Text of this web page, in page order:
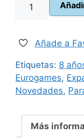
Añade a
Etiquetas: 8
Eurogames,
Novedades,
Más